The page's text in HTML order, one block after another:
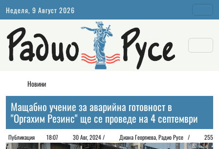
Неделя, 9 Август 2026
Новини
Мащабно учение за аварийна готовност в
"Оргахим Резинс" ще се проведе на 4 септември
Публикация 18:07 30 Авг, 2024 / Диана Георгиeва, Радио Русе / 255